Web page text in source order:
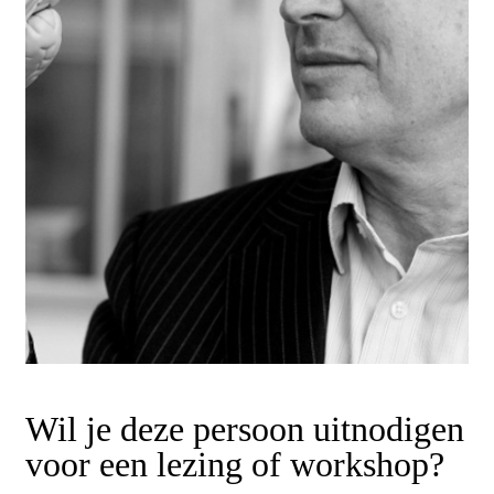
Wil je deze persoon uitnodigen
voor een lezing of workshop?